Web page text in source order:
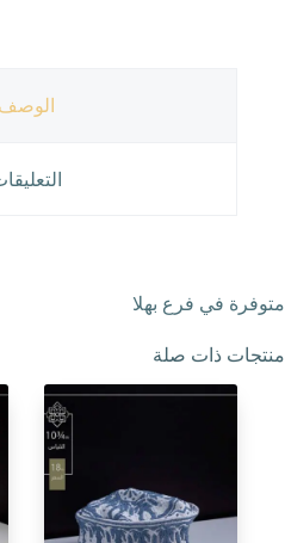
الوصف
متوفرة في فرع بهلا
منتجات ذات صلة